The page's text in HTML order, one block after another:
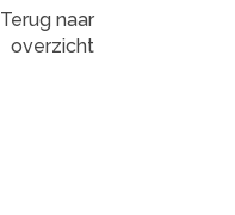
Terug naar
overzicht